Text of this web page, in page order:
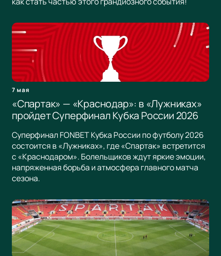
7 мая
«Спартак» — «Краснодар»: в «Лужниках»
пройдет Суперфинал Кубка России 2026
Суперфинал FONBET Кубка России по футболу 2026
состоится в «Лужниках», где «Спартак» встретится
с «Краснодаром». Болельщиков ждут яркие эмоции,
напряженная борьба и атмосфера главного матча
сезона.